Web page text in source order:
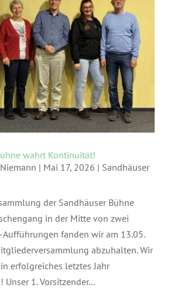
wahrt Kontinuität!
| Mai 17, 2026 | Sandhäuser
der Sandhäuser Bühne
in der Mitte von zwei
fanden wir am 13.05.
abzuhalten. Wir
erfolgreiches letztes Jahr
1. Vorsitzender...